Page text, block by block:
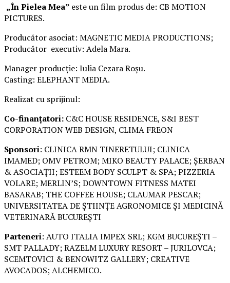
„În Pielea Mea” este un film produs de: CB MOTION
PICTURES.
Producător asociat: MAGNETIC MEDIA PRODUCTIONS;
Producător executiv: Adela Mara.
Manager producție: Iulia Cezara Roșu.
Casting: ELEPHANT MEDIA.
Realizat cu sprijinul:
Co-finanțatori: C&C HOUSE RESIDENCE, S&I BEST
CORPORATION WEB DESIGN, CLIMA FREON
Sponsori: CLINICA RMN TINERETULUI; CLINICA
IMAMED; OMV PETROM; MIKO BEAUTY PALACE; ȘERBAN
& ASOCIAȚII; ESTEEM BODY SCULPT & SPA; PIZZERIA
VOLARE; MERLIN’S; DOWNTOWN FITNESS MATEI
BASARAB; THE COFFEE HOUSE; CLAUMAR PESCAR;
UNIVERSITATEA DE ȘTIINȚE AGRONOMICE ȘI MEDICINĂ
VETERINARĂ BUCUREȘTI
Parteneri: AUTO ITALIA IMPEX SRL; KGM BUCUREȘTI –
SMT PALLADY; RAZELM LUXURY RESORT – JURILOVCA;
SCEMTOVICI & BENOWITZ GALLERY; CREATIVE
AVOCADOS; ALCHEMICO.